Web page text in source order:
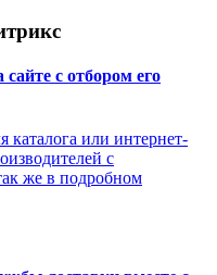
с отбором его
каталога или интернет-
с
же в подробном